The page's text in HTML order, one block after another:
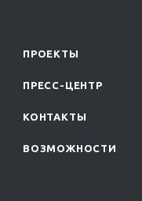
ПРОЕКТЫ
ПРЕСС-ЦЕНТР
КОНТАКТЫ
ВОЗМОЖНОСТИ